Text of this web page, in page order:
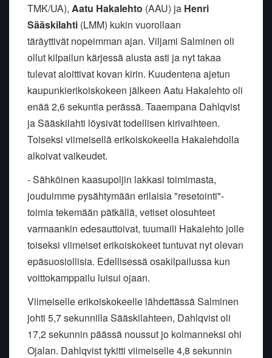
TMK/UA), Aatu Hakalehto (AAU) ja Henri
Sääskilahti (LMM) kukin vuorollaan
täräyttivät nopeimman ajan. Viljami Salminen oli
ollut kilpailun kärjessä alusta asti ja nyt takaa
tulevat aloittivat kovan kirin. Kuudentena ajetun
kaupunkierikoiskokeen jälkeen Aatu Hakalehto oli
enää 2,6 sekuntia perässä. Taaempana Dahlqvist
ja Sääskilahti löysivät todellisen kirivaihteen.
Toiseksi viimeisellä erikoiskokeella Hakalehdolla
alkoivat vaikeudet.
- Sähköinen kaasupoljin lakkasi toimimasta,
jouduimme pysähtymään erilaisia "resetointi"-
toimia tekemään pätkällä, vetiset olosuhteet
varmaankin edesauttoivat, tuumaili Hakalehto jolle
toiseksi viimeiset erikoiskokeet tuntuvat nyt olevan
epäsuosiollisia. Edellisessä osakilpailussa kun
voittokamppailu luisui ojaan.
Viimeiselle erikoiskokeelle lähdettässä Salminen
johti 5,7 sekunnilla Sääskilahteen, Dahlqvist oli
17,2 sekunnin päässä noussut jo kolmanneksi ohi
Ojalan. Dahlqvist tykitti viimeiselle 4,8 sekunnin